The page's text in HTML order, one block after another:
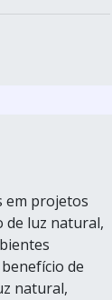
em projetos
de luz natural,
de
natural,